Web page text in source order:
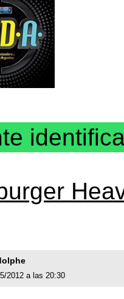
2012 a las 20:30